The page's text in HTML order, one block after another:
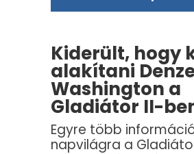
Kiderült, hogy
alakítani
Washington a
Gladiátor II-
Egyre több
napvilágra a